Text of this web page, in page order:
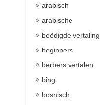
arabisch
arabische
beëdigde vertaling
beginners
berbers vertalen
bing
bosnisch